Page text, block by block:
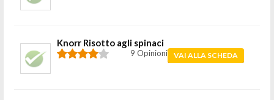
Knorr Risotto agli spinaci
9 Opinioni VAI ALLA SCHEDA